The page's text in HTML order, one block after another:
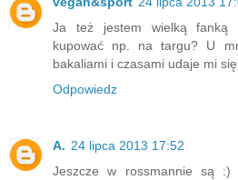
Ja też jestem wielką fanką
kupować np. na targu? U
bakaliami i czasami udaje mi
Odpowiedz
A. 24 lipca 2013 17:52
Jeszcze w rossmannie są :)